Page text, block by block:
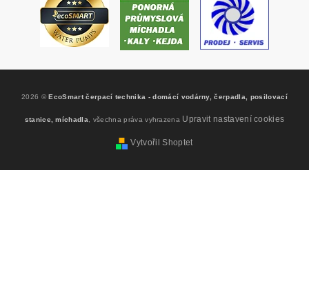
2026 ©EcoSmart čerpací technika - domácí vodárny, čerpadla, posilovací
stanice, míchadla , všechna práva vyhrazena Upravit nastavení cookies
Vytvořil Shoptet